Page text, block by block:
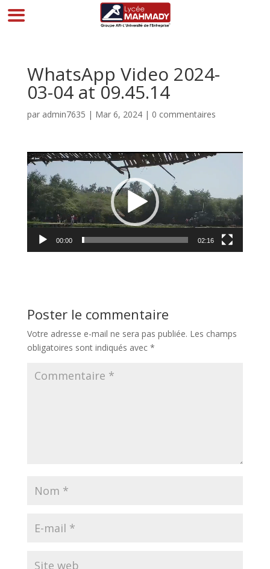
WhatsApp Video 2024-
03-04 at 09.45.14
par admin7635 | Mar 6, 2024| 0 commentaires
Lecteur
vidéo
00:00 02:16
Poster le commentaire
Votre adresse e-mail ne sera pas publiée. Les champs
obligatoires sont indiqués avec *